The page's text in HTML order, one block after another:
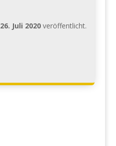
26. Juli 2020veröffentlicht.